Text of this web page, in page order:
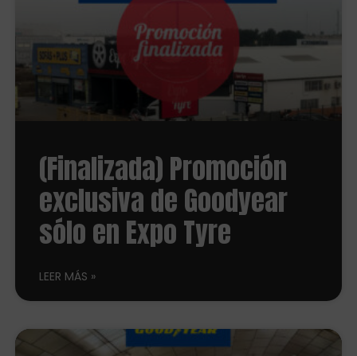
(Finalizada) Promoción
exclusiva de Goodyear
sólo en Expo Tyre
LEER MÁS